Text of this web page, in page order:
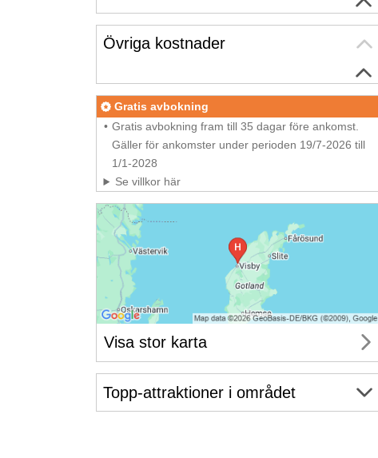
Övriga kostnader
Gratis avbokning
Gratis avbokning fram till 35 dagar före ankomst.
Gäller för ankomster under perioden 19/7-2026 till
1/1-2028
Se villkor här
Visa stor karta
Topp-attraktioner i området